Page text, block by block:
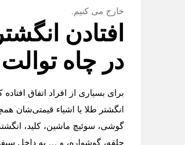
خارج می کنیم.
افتادن انگشتر
در چاه توالت
برای بسیاری از افراد اتفاق افتاده
انگشتر طلا یا اشیاء قیمتی‌شان
گوشی، سوئیچ ماشین، کلید،
حلقه، گوشواره، و … به داخل